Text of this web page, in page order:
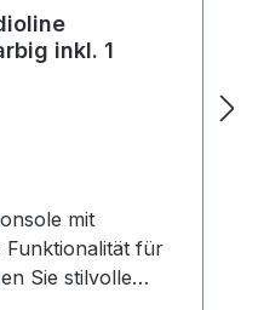
inkl. 1
mit
Funktionalität für
Sie stilvolle